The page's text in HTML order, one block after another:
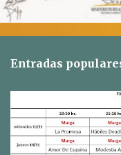
Entradas